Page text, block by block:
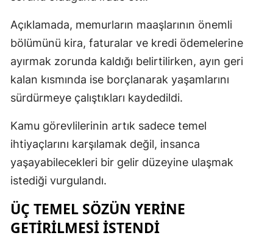
Açıklamada, memurların maaşlarının önemli
bölümünü kira, faturalar ve kredi ödemelerine
ayırmak zorunda kaldığı belirtilirken, ayın geri
kalan kısmında ise borçlanarak yaşamlarını
sürdürmeye çalıştıkları kaydedildi.
Kamu görevlilerinin artık sadece temel
ihtiyaçlarını karşılamak değil, insanca
yaşayabilecekleri bir gelir düzeyine ulaşmak
istediği vurgulandı.
ÜÇ TEMEL SÖZÜN YERINE
GETIRILMESI İSTENDI